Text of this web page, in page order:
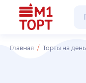
Главная Торты на